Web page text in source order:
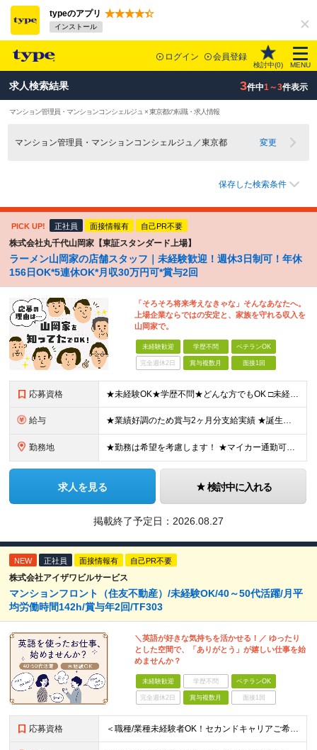
typeのアプリ
インストール
ログイン 会員登録
検討中(0) MENU
求人検索結果 3件中1～3件表示
マンション管理員・マンションコンシェルジュ × 東京都の転職・求人情報
マンション管理員・マンションコンシェルジュ／東京都 変更
保存した検索条件
PICK UP! 正社員 面接情報有 自己PR不要
株式会社丸千代山岡家【東証スタンダード上場】
ラーメン山岡家の店舗スタッフ｜未経験歓迎！週休3日制可！年休
156日OK*5連休OK*月収30万円可*賞与2回
「そろそろ将来考えなきゃな」そんなあなたへ。
上場企業ならではの安定と、家族を守れる収入を
山岡家で。
未経験歓迎 学歴不問 ベテランOK
完全週休2日 賞与複数月 面接1回
応募資格 ★未経験OK★学歴不問★どんな方でもOK □未経験・第二新卒・フリーター □ブランクがある方 □転職回数が気になる方 □飲食業界にチャレンジしたい方 「やってみたい」という気持ちがあれば、皆さん大
給与 ★業績好調のため賞与2ヶ月分支給実績 ★誕生日手当など手当充実 ★年2回昇給チャンス有＆入社1年で店長昇格可 ★残業代全額支給（1分単位で支給） 【週休3日制の場合】 月給25万8,960円以上（固
勤務地 ★勤務は希望を考慮します！ ★マイカー通勤可（駐車場完備） ★全国の各店舗で募集中！続々出店予定！ ～国内300店舗、47都道府県への展開を目標に出店中！～ ▼積極採用地域▼ ・中部（富山、石川、
求人を見る 検討中に入れる
掲載終了予定日： 2026.08.27
NEW 正社員 面接情報有 自己PR不要
株式会社アイザワビルサービス
マンションフロント（住友不動産）/未経験OK/40～50代活躍/月平
均労働時間142h/賞与年2回/TF303
＼英語が好きな気持ちを活かせる！／ ゆったり
とした空間で、「ありがとう」が嬉しい仕事を始
めませんか？
未経験歓迎 学歴不問 ベテランOK
完全週休2日 賞与複数月 面接1回
応募資格 ＜職種/業種未経験者OK！セカンドキャリアご希望の方も大歓迎！＞ ■高卒以上 ■英語が好きな方・抵抗がない方 ■60歳未満の方(定年年齢による理由) ＜面接は相互理解を大切にしています＞ 緊張して上